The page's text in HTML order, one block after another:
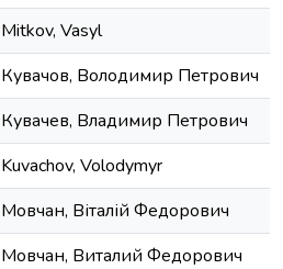
Mitkov, Vasyl
Кувачов, Володимир Петрович
Кувачев, Владимир Петрович
Kuvachov, Volodymyr
Мовчан, Віталій Федорович
Мовчан, Виталий Федорович